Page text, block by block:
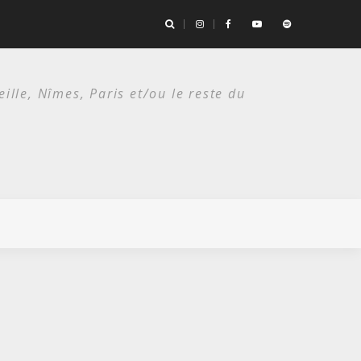
Nîmes, Paris et/ou le reste du